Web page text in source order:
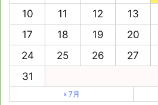
10
11 12 13
17
18 19 20
24
25 26 27
31
« 7月